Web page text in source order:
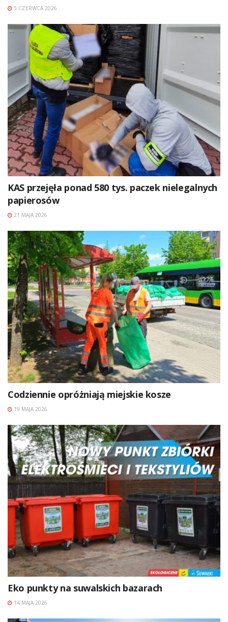
3 CZERWCA 2026
KAS przejęła ponad 580 tys. paczek nielegalnych
papierosów
21 MAJA 2026
Codziennie opróżniają miejskie kosze
19 MAJA 2026
Eko punkty na suwalskich bazarach
14 MAJA 2026